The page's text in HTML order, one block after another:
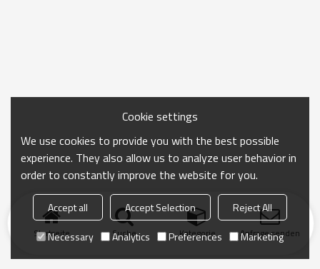
Startseite Suche Kategorie Anfrage senden
Cookie settings
We use cookies to provide you with the best possible
experience. They also allow us to analyze user behavior in
order to constantly improve the website for you.
Accept all Accept Selection
Reject All
Necessary
Analytics Preferences Marketing